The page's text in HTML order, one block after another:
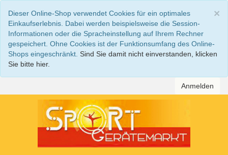
×
Dieser Online-Shop verwendet Cookies für ein optimales
Einkaufserlebnis. Dabei werden beispielsweise die Session-
Informationen oder die Spracheinstellung auf Ihrem Rechner
gespeichert. Ohne Cookies ist der Funktionsumfang des Online-
Shops eingeschränkt. Sind Sie damit nicht einverstanden, klicken
Sie bitte hier.
Anmelden